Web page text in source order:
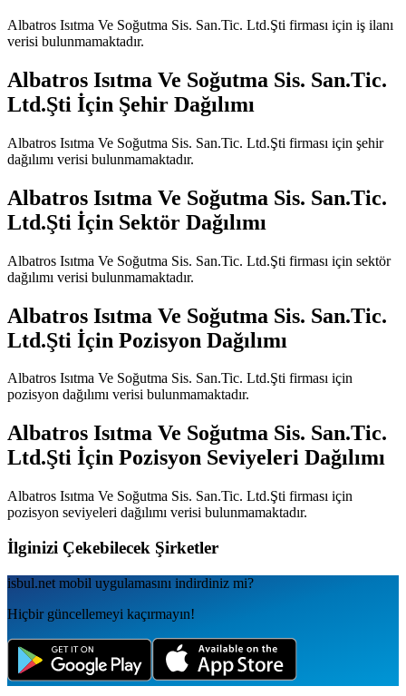
Albatros Isıtma Ve Soğutma Sis. San.Tic. Ltd.Şti firması için iş ilanı
verisi bulunmamaktadır.
Albatros Isıtma Ve Soğutma Sis. San.Tic.
Ltd.Şti İçin Şehir Dağılımı
Albatros Isıtma Ve Soğutma Sis. San.Tic. Ltd.Şti firması için şehir
dağılımı verisi bulunmamaktadır.
Albatros Isıtma Ve Soğutma Sis. San.Tic.
Ltd.Şti İçin Sektör Dağılımı
Albatros Isıtma Ve Soğutma Sis. San.Tic. Ltd.Şti firması için sektör
dağılımı verisi bulunmamaktadır.
Albatros Isıtma Ve Soğutma Sis. San.Tic.
Ltd.Şti İçin Pozisyon Dağılımı
Albatros Isıtma Ve Soğutma Sis. San.Tic. Ltd.Şti firması için
pozisyon dağılımı verisi bulunmamaktadır.
Albatros Isıtma Ve Soğutma Sis. San.Tic.
Ltd.Şti İçin Pozisyon Seviyeleri Dağılımı
Albatros Isıtma Ve Soğutma Sis. San.Tic. Ltd.Şti firması için
pozisyon seviyeleri dağılımı verisi bulunmamaktadır.
İlginizi Çekebilecek Şirketler
isbul.net mobil uygulamаsını indirdiniz mi?
Hiçbir güncellemeyi kaçırmayın!